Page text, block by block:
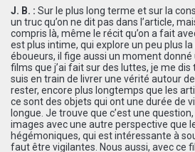
J. B. : Sur le plus long terme et sur la
un truc qu’on ne dit pas dans l’article,
compris là, même le récit qu’on a fait
est plus intime, qui explore un peu plus
éboueurs, il fige aussi un moment donné
films que j’ai fait sur des luttes, je me
suis en train de livrer une vérité autour
rester, encore plus longtemps que les
ce sont des objets qui ont une durée de
longue. Je trouve que c’est une
images avec une autre perspective que
hégémoniques, qui est intéressante à
faut être vigilantes. Nous aussi, avec ce